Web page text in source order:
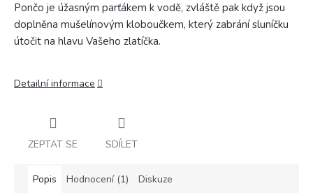
Pončo je úžasným parťákem k vodě, zvláště pak když jsou
doplněna mušelínovým kloboučkem, který zabrání sluníčku
útočit na hlavu Vašeho zlatíčka.
Detailní informace
ZEPTAT SE SDÍLET
Popis Hodnocení (1) Diskuze